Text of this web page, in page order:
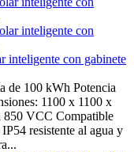
inteligente con gabinete
de 100 kWh Potencia
1100 x 1100 x
850 VCC Compatible
resistente al agua y